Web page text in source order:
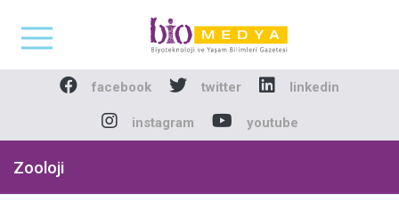
Biomedya -
facebook twitter linkedin
instagram youtube
Zooloji